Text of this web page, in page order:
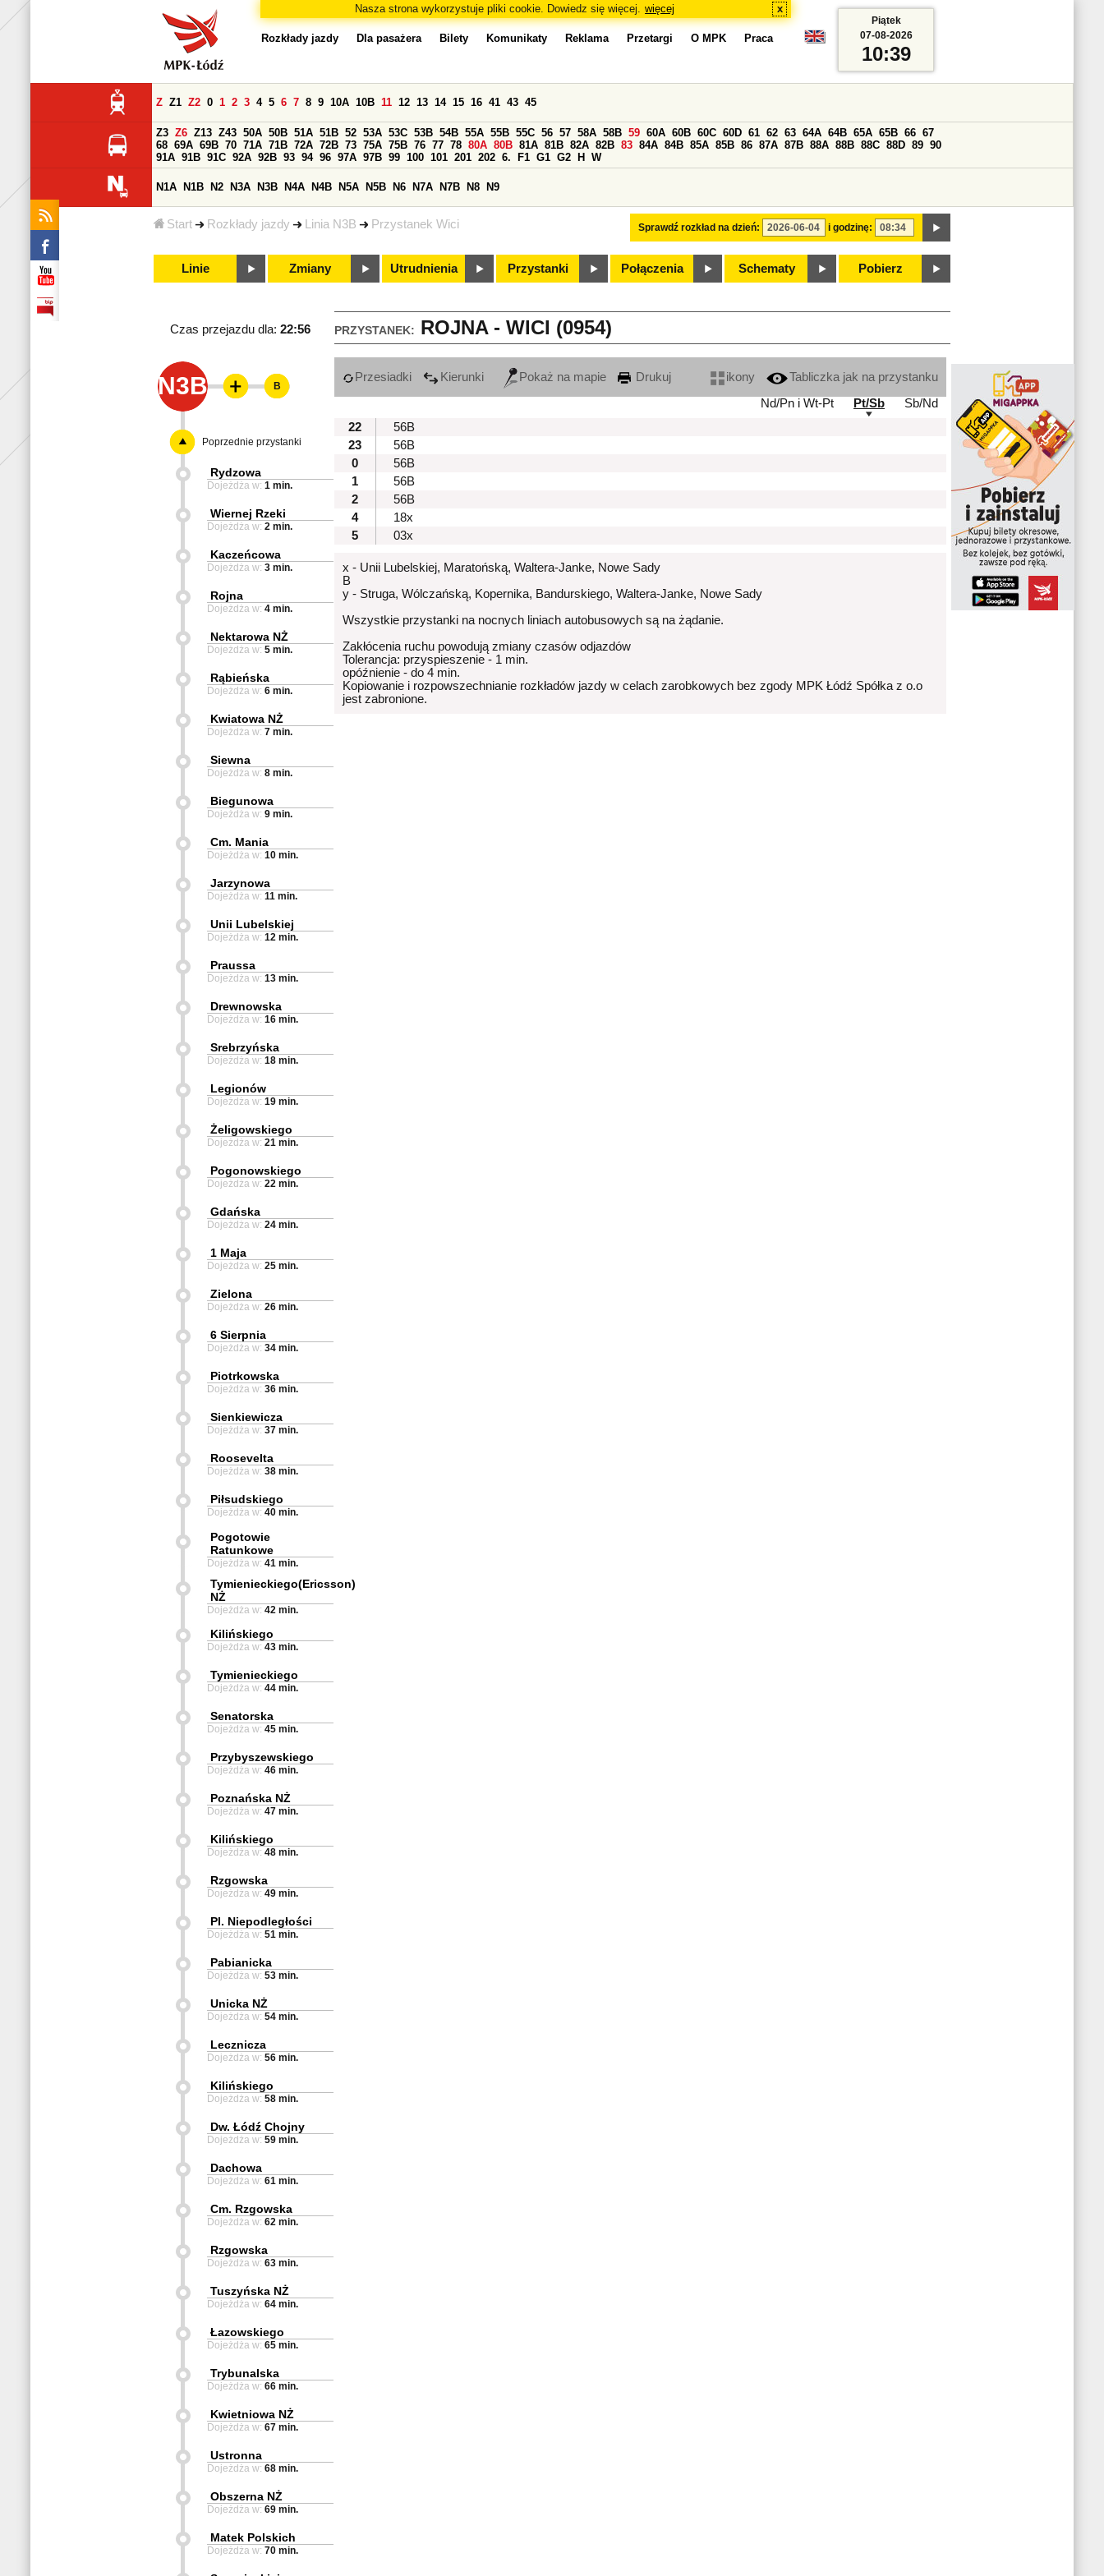
Nasza strona wykorzystuje pliki cookie. Dowiedz się więcej. więcej x
Start Rozkłady jazdy Linia N3B Przystanek Wici
Rozkłady jazdy Dla pasażera Bilety Komunikaty Reklama Przetargi O MPK Praca
Sprawdź rozkład na dzień: i godzinę:
Z Z1 Z2 0 1 2 3 4 5 6 7 8 9 10A 10B 11 12 13 14 15 16 41 43 45
Z3 Z6 Z13 Z43 50A 50B 51A 51B 52 53A 53C 53B 54B 55A 55B 55C 56 57 58A 58B 59 60A 60B 60C 60D 61 62 63 64A 64B 65A 65B 66 67
68 69A 69B 70 71A 71B 72A 72B 73 75A 75B 76 77 78 80A 80B 81A 81B 82A 82B 83 84A 84B 85A 85B 86 87A 87B 88A 88B 88C 88D 89 90
91A 91B 91C 92A 92B 93 94 96 97A 97B 99 100 101 201 202 6. F1 G1 G2 H W
N1A N1B N2 N3A N3B N4A N4B N5A N5B N6 N7A N7B N8 N9
Linie Zmiany Utrudnienia Przystanki Połączenia Schematy Pobierz
Piątek
07-08-2026
10:39
PRZYSTANEK: ROJNA - WICI (0954)
Czas przejazdu dla: 22:56
N3B Przesiadki Kierunki Pokaż na mapie Drukuj ikony
Tabliczka jak na przystanku
Nd/Pn i Wt-Pt
Pt/Sb
Sb/Nd
22
56B
23
56B
0
56B
1
56B
2
56B
4
18x
5
03x
x - Unii Lubelskiej, Maratońską, Waltera-Janke, Nowe Sady
B
y - Struga, Wólczańską, Kopernika, Bandurskiego, Waltera-Janke, Nowe Sady
Wszystkie przystanki na nocnych liniach autobusowych są na żądanie.
Zakłócenia ruchu powodują zmiany czasów odjazdów
Tolerancja: przyspieszenie - 1 min.
opóźnienie - do 4 min.
Kopiowanie i rozpowszechnianie rozkładów jazdy w celach zarobkowych bez zgody MPK Łódź Spółka z o.o
jest zabronione.
B
Poprzednie przystanki
Rydzowa
Dojeżdża w: 1 min.
Wiernej Rzeki
Dojeżdża w: 2 min.
Kaczeńcowa
Dojeżdża w: 3 min.
Rojna
Dojeżdża w: 4 min.
Nektarowa NŻ
Dojeżdża w: 5 min.
Rąbieńska
Dojeżdża w: 6 min.
Kwiatowa NŻ
Dojeżdża w: 7 min.
Siewna
Dojeżdża w: 8 min.
Biegunowa
Dojeżdża w: 9 min.
Cm. Mania
Dojeżdża w: 10 min.
Jarzynowa
Dojeżdża w: 11 min.
Unii Lubelskiej
Dojeżdża w: 12 min.
Praussa
Dojeżdża w: 13 min.
Drewnowska
Dojeżdża w: 16 min.
Srebrzyńska
Dojeżdża w: 18 min.
Legionów
Dojeżdża w: 19 min.
Żeligowskiego
Dojeżdża w: 21 min.
Pogonowskiego
Dojeżdża w: 22 min.
Gdańska
Dojeżdża w: 24 min.
1 Maja
Dojeżdża w: 25 min.
Zielona
Dojeżdża w: 26 min.
6 Sierpnia
Dojeżdża w: 34 min.
Piotrkowska
Dojeżdża w: 36 min.
Sienkiewicza
Dojeżdża w: 37 min.
Roosevelta
Dojeżdża w: 38 min.
Piłsudskiego
Dojeżdża w: 40 min.
Pogotowie
Ratunkowe
Dojeżdża w: 41 min.
Tymienieckiego(Ericsson)
NŻ
Dojeżdża w: 42 min.
Kilińskiego
Dojeżdża w: 43 min.
Tymienieckiego
Dojeżdża w: 44 min.
Senatorska
Dojeżdża w: 45 min.
Przybyszewskiego
Dojeżdża w: 46 min.
Poznańska NŻ
Dojeżdża w: 47 min.
Kilińskiego
Dojeżdża w: 48 min.
Rzgowska
Dojeżdża w: 49 min.
Pl. Niepodległości
Dojeżdża w: 51 min.
Pabianicka
Dojeżdża w: 53 min.
Unicka NŻ
Dojeżdża w: 54 min.
Lecznicza
Dojeżdża w: 56 min.
Kilińskiego
Dojeżdża w: 58 min.
Dw. Łódź Chojny
Dojeżdża w: 59 min.
Dachowa
Dojeżdża w: 61 min.
Cm. Rzgowska
Dojeżdża w: 62 min.
Rzgowska
Dojeżdża w: 63 min.
Tuszyńska NŻ
Dojeżdża w: 64 min.
Łazowskiego
Dojeżdża w: 65 min.
Trybunalska
Dojeżdża w: 66 min.
Kwietniowa NŻ
Dojeżdża w: 67 min.
Ustronna
Dojeżdża w: 68 min.
Obszerna NŻ
Dojeżdża w: 69 min.
Matek Polskich
Dojeżdża w: 70 min.